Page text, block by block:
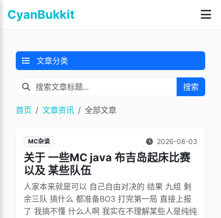
CyanBukkit
文章分类
搜索
首页 文章资讯 全部文章
MC杂谈 2026-08-03
关于 一些MC java 布吉岛起床比赛
以及 某些队伍
人家本来就是可以 自己自由对决的 结果 九组 剩
余三队 搞什么 都准备BO3 打完第一局 直接上报
了 我搞不懂 什么人啊 我实在不理解某些人是纯纯